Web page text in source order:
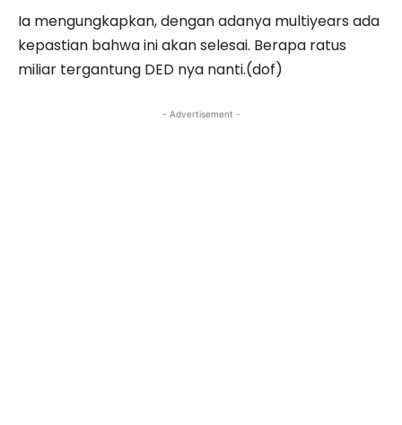
Ia mengungkapkan, dengan adanya multiyears ada
kepastian bahwa ini akan selesai. Berapa ratus
miliar tergantung DED nya nanti.(dof)
- Advertisement -